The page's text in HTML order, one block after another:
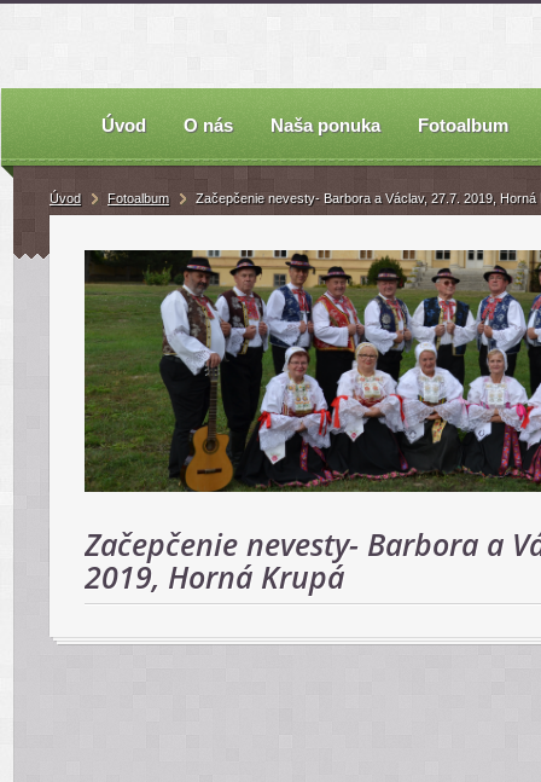
Úvod O nás Naša ponuka Fotoalbum
Úvod Fotoalbum Začepčenie nevesty- Barbora a Václav, 27.7. 2019, Horná
Začepčenie nevesty- Barbora a
2019, Horná Krupá